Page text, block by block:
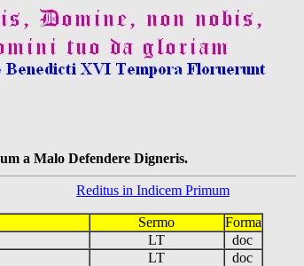
a Malo Defendere Digneris.
Reditus in Indicem Primum
Sermo
Forma
LT
doc
LT
doc